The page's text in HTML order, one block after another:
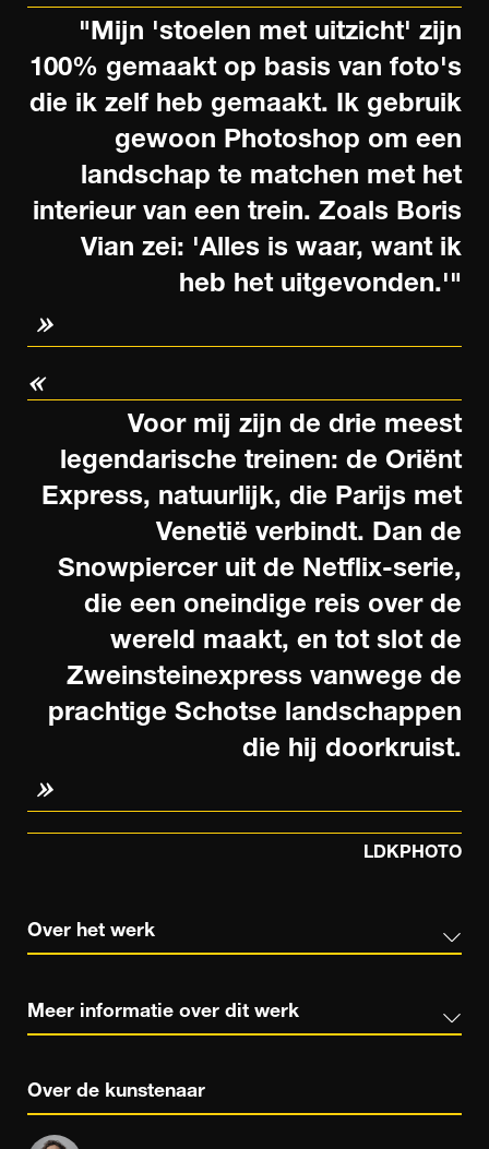
"Mijn 'stoelen met uitzicht' zijn
100% gemaakt op basis van foto's
die ik zelf heb gemaakt. Ik gebruik
gewoon Photoshop om een
landschap te matchen met het
interieur van een trein. Zoals Boris
Vian zei: 'Alles is waar, want ik
heb het uitgevonden.'"
Voor mij zijn de drie meest
legendarische treinen: de Oriënt
Express, natuurlijk, die Parijs met
Venetië verbindt. Dan de
Snowpiercer uit de Netflix-serie,
die een oneindige reis over de
wereld maakt, en tot slot de
Zweinsteinexpress vanwege de
prachtige Schotse landschappen
die hij doorkruist.
LDKPHOTO
Over het werk
Meer informatie over dit werk
Over de kunstenaar